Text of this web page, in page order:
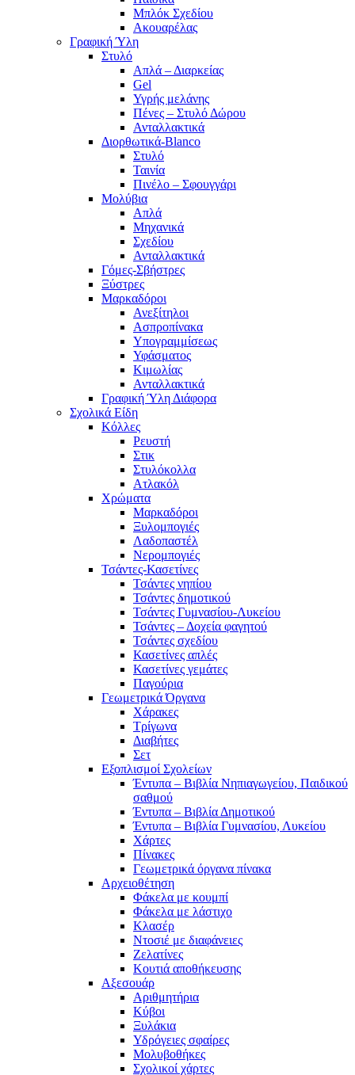
Μπλόκ Σχεδίου
Ακουαρέλας
Γραφική Ύλη
Στυλό
Απλά – Διαρκείας
Gel
Υγρής μελάνης
Πένες – Στυλό Δώρου
Ανταλλακτικά
Διορθωτικά-Blanco
Στυλό
Ταινία
Πινέλο – Σφουγγάρι
Μολύβια
Απλά
Μηχανικά
Σχεδίου
Ανταλλακτικά
Γόμες-Σβήστρες
Ξύστρες
Μαρκαδόροι
Ανεξίτηλοι
Ασπροπίνακα
Υπογραμμίσεως
Υφάσματος
Κιμωλίας
Ανταλλακτικά
Γραφική Ύλη Διάφορα
Σχολικά Είδη
Κόλλες
Ρευστή
Στικ
Στυλόκολλα
Ατλακόλ
Χρώματα
Μαρκαδόροι
Ξυλομπογιές
Λαδοπαστέλ
Νερομπογιές
Τσάντες-Κασετίνες
Τσάντες νηπίου
Τσάντες δημοτικού
Τσάντες Γυμνασίου-Λυκείου
Τσάντες – Δοχεία φαγητού
Τσάντες σχεδίου
Κασετίνες απλές
Κασετίνες γεμάτες
Παγούρια
Γεωμετρικά Όργανα
Χάρακες
Τρίγωνα
Διαβήτες
Σετ
Εξοπλισμοί Σχολείων
Έντυπα – Βιβλία Νηπιαγωγείου, Παιδικού
σαθμού
Έντυπα – Βιβλία Δημοτικού
Έντυπα – Βιβλία Γυμνασίου, Λυκείου
Χάρτες
Πίνακες
Γεωμετρικά όργανα πίνακα
Αρχειοθέτηση
Φάκελα με κουμπί
Φάκελα με λάστιχο
Κλασέρ
Ντοσιέ με διαφάνειες
Ζελατίνες
Κουτιά αποθήκευσης
Αξεσουάρ
Αριθμητήρια
Κύβοι
Ξυλάκια
Υδρόγειες σφαίρες
Μολυβοθήκες
Σχολικοί χάρτες